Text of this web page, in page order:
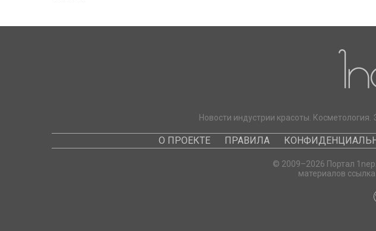
Новости индустрии красоты.
О ПРОЕКТЕ ПРАВИЛА
© 2009–2026 Портал
материалов